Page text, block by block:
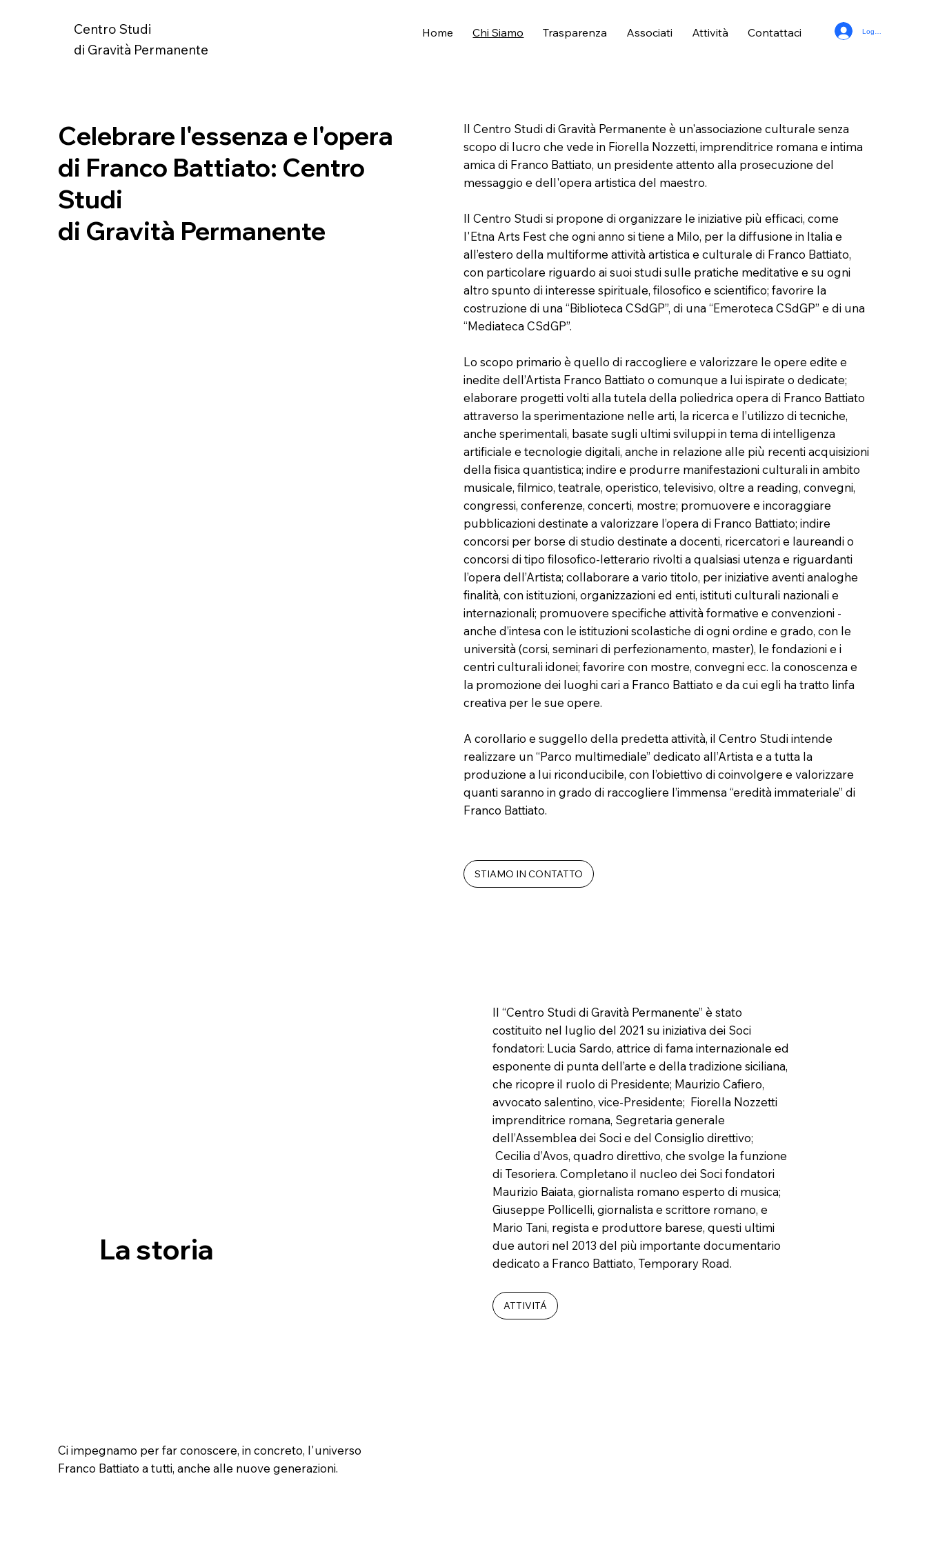
Centro Studi
di Gravità Permanente
Home Chi Siamo Trasparenza Associati Attività Contattaci Log In
Celebrare l'essenza e l'opera
di Franco Battiato: Centro
Studi
di Gravità Permanente
Il Centro Studi di Gravità Permanente è un'associazione culturale senza
scopo di lucro che vede in Fiorella Nozzetti, imprenditrice romana e intima
amica di Franco Battiato, un presidente attento alla prosecuzione del
messaggio e dell'opera artistica del maestro.
Il Centro Studi si propone di organizzare le iniziative più efficaci, come
l'Etna Arts Fest che ogni anno si tiene a Milo, per la diffusione in Italia e
all’estero della multiforme attività artistica e culturale di Franco Battiato,
con particolare riguardo ai suoi studi sulle pratiche meditative e su ogni
altro spunto di interesse spirituale, filosofico e scientifico; favorire la
costruzione di una “Biblioteca CSdGP”, di una “Emeroteca CSdGP” e di una
“Mediateca CSdGP”.
Lo scopo primario è quello di raccogliere e valorizzare le opere edite e
inedite dell’Artista Franco Battiato o comunque a lui ispirate o dedicate;
elaborare progetti volti alla tutela della poliedrica opera di Franco Battiato
attraverso la sperimentazione nelle arti, la ricerca e l’utilizzo di tecniche,
anche sperimentali, basate sugli ultimi sviluppi in tema di intelligenza
artificiale e tecnologie digitali, anche in relazione alle più recenti acquisizioni
della fisica quantistica; indire e produrre manifestazioni culturali in ambito
musicale, filmico, teatrale, operistico, televisivo, oltre a reading, convegni,
congressi, conferenze, concerti, mostre; promuovere e incoraggiare
pubblicazioni destinate a valorizzare l’opera di Franco Battiato; indire
concorsi per borse di studio destinate a docenti, ricercatori e laureandi o
concorsi di tipo filosofico-letterario rivolti a qualsiasi utenza e riguardanti
l’opera dell’Artista; collaborare a vario titolo, per iniziative aventi analoghe
finalità, con istituzioni, organizzazioni ed enti, istituti culturali nazionali e
internazionali; promuovere specifiche attività formative e convenzioni -
anche d’intesa con le istituzioni scolastiche di ogni ordine e grado, con le
università (corsi, seminari di perfezionamento, master), le fondazioni e i
centri culturali idonei; favorire con mostre, convegni ecc. la conoscenza e
la promozione dei luoghi cari a Franco Battiato e da cui egli ha tratto linfa
creativa per le sue opere.
A corollario e suggello della predetta attività, il Centro Studi intende
realizzare un “Parco multimediale” dedicato all’Artista e a tutta la
produzione a lui riconducibile, con l’obiettivo di coinvolgere e valorizzare
quanti saranno in grado di raccogliere l’immensa “eredità immateriale” di
Franco Battiato.
STIAMO IN CONTATTO
La storia
Il “Centro Studi di Gravità Permanente” è stato
costituito nel luglio del 2021 su iniziativa dei Soci
fondatori: Lucia Sardo, attrice di fama internazionale ed
esponente di punta dell’arte e della tradizione siciliana,
che ricopre il ruolo di Presidente; Maurizio Cafiero,
avvocato salentino, vice-Presidente; Fiorella Nozzetti
imprenditrice romana, Segretaria generale
dell’Assemblea dei Soci e del Consiglio direttivo;
Cecilia d’Avos, quadro direttivo, che svolge la funzione
di Tesoriera. Completano il nucleo dei Soci fondatori
Maurizio Baiata, giornalista romano esperto di musica;
Giuseppe Pollicelli, giornalista e scrittore romano, e
Mario Tani, regista e produttore barese, questi ultimi
due autori nel 2013 del più importante documentario
dedicato a Franco Battiato, Temporary Road.
ATTIVITÁ
Ci impegnamo per far conoscere, in concreto, l'universo
Franco Battiato a tutti, anche alle nuove generazioni.